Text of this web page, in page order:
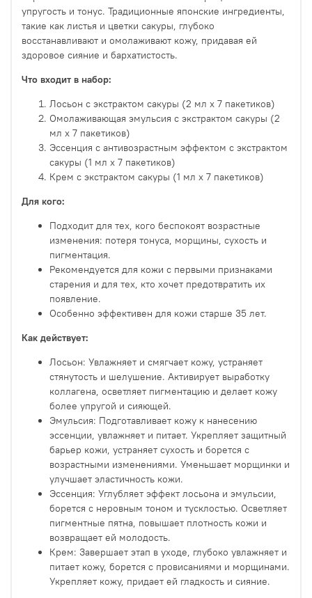
упругость и тонус. Традиционные японские ингредиенты,
такие как листья и цветки сакуры, глубоко
восстанавливают и омолаживают кожу, придавая ей
здоровое сияние и бархатистость.
Что входит в набор:
Лосьон с экстрактом сакуры (2 мл х 7 пакетиков)
Омолаживающая эмульсия с экстрактом сакуры (2
мл х 7 пакетиков)
Эссенция с антивозрастным эффектом с экстрактом
сакуры (1 мл х 7 пакетиков)
Крем с экстрактом сакуры (1 мл х 7 пакетиков)
Для кого:
Подходит для тех, кого беспокоят возрастные
изменения: потеря тонуса, морщины, сухость и
пигментация.
Рекомендуется для кожи с первыми признаками
старения и для тех, кто хочет предотвратить их
появление.
Особенно эффективен для кожи старше 35 лет.
Как действует:
Лосьон: Увлажняет и смягчает кожу, устраняет
стянутость и шелушение. Активирует выработку
коллагена, осветляет пигментацию и делает кожу
более упругой и сияющей.
Эмульсия: Подготавливает кожу к нанесению
эссенции, увлажняет и питает. Укрепляет защитный
барьер кожи, устраняет сухость и борется с
возрастными изменениями. Уменьшает морщинки и
улучшает эластичность кожи.
Эссенция: Углубляет эффект лосьона и эмульсии,
борется с неровным тоном и тусклостью. Осветляет
пигментные пятна, повышает плотность кожи и
возвращает ей молодость.
Крем: Завершает этап в уходе, глубоко увлажняет и
питает кожу, борется с провисаниями и морщинами.
Укрепляет кожу, придает ей гладкость и сияние.